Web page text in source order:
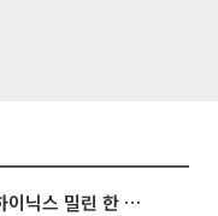
[베스트&워스트] 삼성전자·SK하이닉스 밀린 한 주…상상인증권은 85% 급등